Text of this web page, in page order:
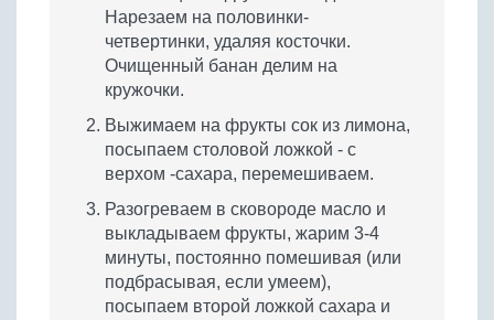
Нарезаем на половинки-
четвертинки, удаляя косточки.
Очищенный банан делим на
кружочки.
Выжимаем на фрукты сок из лимона,
посыпаем столовой ложкой - с
верхом -сахара, перемешиваем.
Разогреваем в сковороде масло и
выкладываем фрукты, жарим 3-4
минуты, постоянно помешивая (или
подбрасывая, если умеем),
посыпаем второй ложкой сахара и